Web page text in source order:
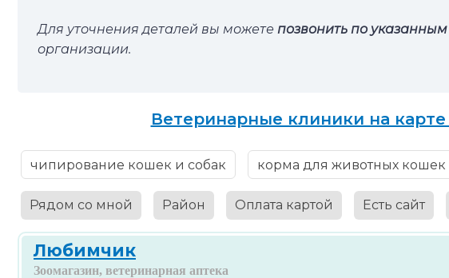
Для уточнения деталей вы можете позвонить по
организации.
Ветеринарные клиники на
чипирование кошек и собак корма для животных кошек
Рядом со мной Район Оплата картой Есть сайт
Любимчик
Зоомагазин, ветеринарная аптека